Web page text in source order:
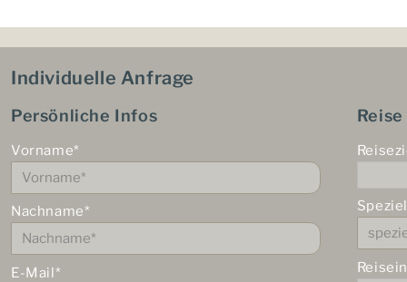
Individuelle Anfrage
Persönliche Infos
Vorname*
Nachname*
E-Mail*